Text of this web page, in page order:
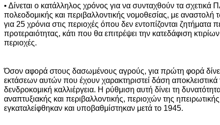
• Δίνεται ο κατάλληλος χρόνος για να συνταχθούν τα σχετικά
πολεοδομικής και περιβαλλοντικής νομοθεσίας, με
για 25 χρόνια στις περιοχές όπου δεν εντοπίζονται ζητήματα
προτεραιότητας, κάτι που θα επιτρέψει την κατεδάφιση
περιοχές.
Όσον αφορά στους δασωμένους αγρούς, για πρώτη φορά
εκτάσεων αυτών που έχουν χαρακτηριστεί δάση αποκλειστικά
δενδροκομική καλλιέργεια. Η ρύθμιση αυτή δίνει τη
αναπτυξιακής και περιβαλλοντικής, περιοχών της
εγκαταλείφθηκαν και υποβαθμίστηκαν μετά το 1945.